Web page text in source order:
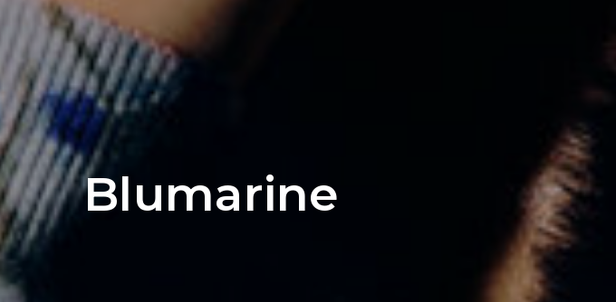
Blumarine